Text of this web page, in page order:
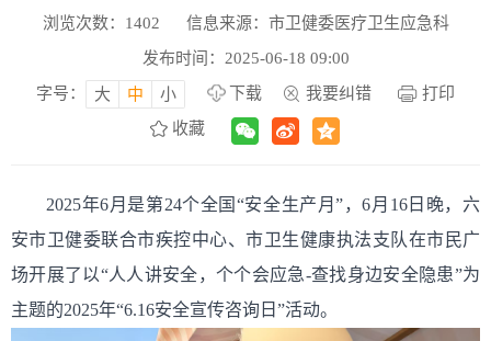
浏览次数： 1402
信息来源：市卫健委医疗卫生应急科
发布时间：2025-06-18 09:00
字号：
大 中 小 下载 我要纠错
打印
收藏
2025年6月是第24个全国“安全生产月”，6月16日晚，六
安市卫健委联合市疾控中心、市卫生健康执法支队在市民广
场开展了以“人人讲安全，个个会应急-查找身边安全隐患”为
主题的2025年“6.16安全宣传咨询日”活动。